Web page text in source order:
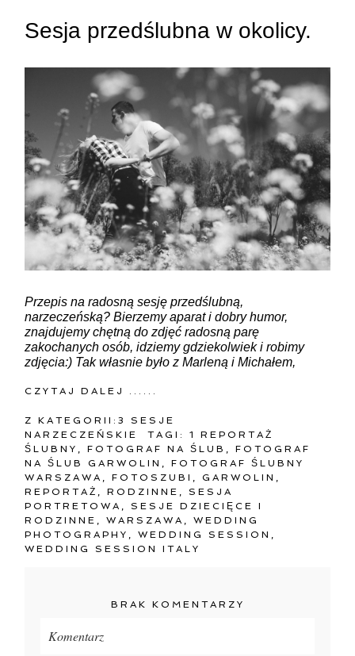
ZAMIEŚĆ KOMENTARZ
Sesja przedślubna w okolicy.
Przepis na radosną sesję przedślubną,
narzeczeńską? Bierzemy aparat i dobry humor,
znajdujemy chętną do zdjęć radosną parę
zakochanych osób, idziemy gdziekolwiek i robimy
zdjęcia:) Tak własnie było z Marleną i Michałem,
CZYTAJ DALEJ ......
Z KATEGORII:3 SESJE
NARZECZEŃSKIE
TAGI:1 REPORTAŻ
ŚLUBNY
,FOTOGRAF NA ŚLUB ,FOTOGRAF
NA ŚLUB GARWOLIN
,FOTOGRAF ŚLUBNY
WARSZAWA
,FOTOSZUBI GARWOLIN
REPORTAŻ
,RODZINNE
SESJA
PORTRETOWA
SESJE DZIECIĘCE I
RODZINNE
,WARSZAWA ,WEDDING
PHOTOGRAPHY
,WEDDING SESSION
WEDDING SESSION ITALY
BRAK KOMENTARZY
Komentarz